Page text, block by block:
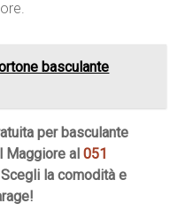
basculante
per basculante
Maggiore al051
Scegli la comodità e